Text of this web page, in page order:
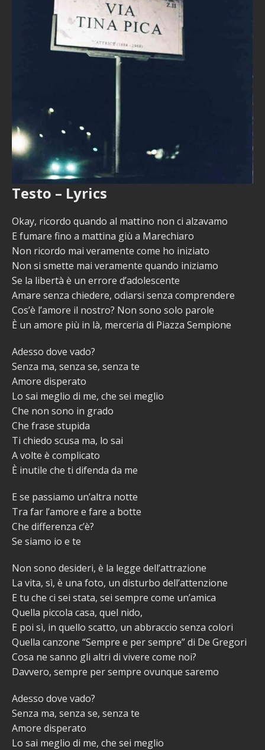
Testo – Lyrics
Okay, ricordo quando al mattino non ci alzavamo
E fumare fino a mattina giù a Marechiaro
Non ricordo mai veramente come ho iniziato
Non si smette mai veramente quando iniziamo
Se la libertà è un errore d’adolescente
Amare senza chiedere, odiarsi senza comprendere
Cos’è l’amore il nostro? Non sono solo parole
È un amore più in là, merceria di Piazza Sempione
Adesso dove vado?
Senza ma, senza se, senza te
Amore dispеrato
Lo sai meglio di me, che sеi meglio
Che non sono in grado
Che frase stupida
Ti chiedo scusa ma, lo sai
A volte è complicato
È inutile che ti difenda da me
E se passiamo un’altra notte
Tra far l’amore e fare a botte
Che differenza c’è?
Se siamo io e te
Non sono desideri, è la legge dell’attrazione
La vita, sì, è una foto, un disturbo dell’attenzione
E tu che ci sei stata, sei sempre come un’amica
Quella piccola casa, quel nido,
E poi sì, in quello scatto, un abbraccio senza colori
Quella canzone “Sempre e per sempre” di De Gregori
Cosa ne sanno gli altri di vivere come noi?
Davvero, sempre per sempre ovunque saremo
Adesso dove vado?
Senza ma, senza se, senza te
Amore disperato
Lo sai meglio di me, che sei meglio